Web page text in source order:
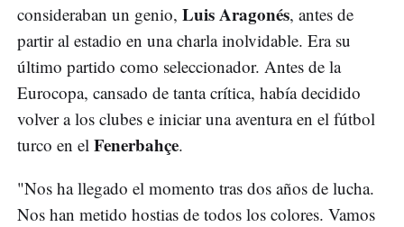
consideraban un genio, Luis Aragonés, antes de
partir al estadio en una charla inolvidable. Era su
último partido como seleccionador. Antes de la
Eurocopa, cansado de tanta crítica, había decidido
volver a los clubes e iniciar una aventura en el fútbol
turco en el Fenerbahçe.
"Nos ha llegado el momento tras dos años de lucha.
Nos han metido hostias de todos los colores. Vamos